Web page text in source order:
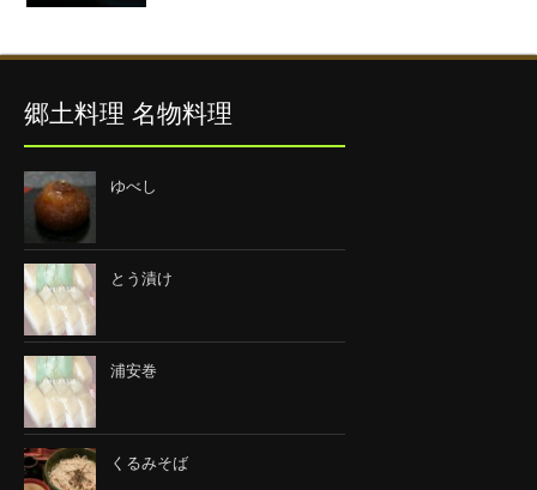
郷土料理 名物料理
ゆべし
とう漬け
浦安巻
くるみそば